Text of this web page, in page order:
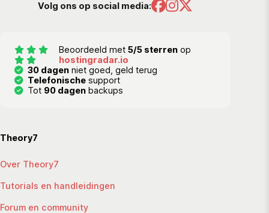
Volg ons op social media:
Beoordeeld met 5/5 sterrenop
hostingradar.io
30 dagen niet goed, geld terug
Telefonische support
Tot 90 dagen backups
Theory7
Over Theory7
Tutorials en handleidingen
Forum en community